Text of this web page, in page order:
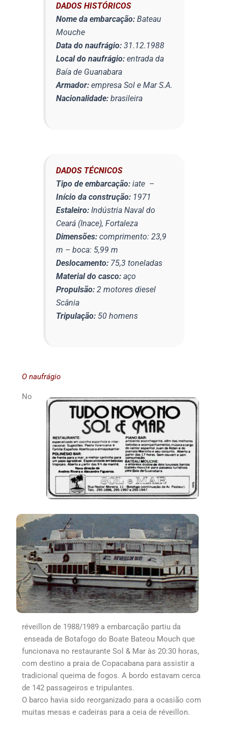
DADOS HISTÓRICOS
Nome da embarcação:Bateau
Mouche
Data do naufrágio:31.12.1988
Local do naufrágio:entrada da
Baía de Guanabara
Armador:empresa Sol e Mar S.A.
Nacionalidade:brasileira
DADOS TÉCNICOS
Tipo de embarcação: iate –
Início da construção:1971
Estaleiro:Indústria Naval do
Ceará (Inace), Fortaleza
Dimensões:comprimento: 23,9
m – boca: 5,99 m
Deslocamento:75,3 toneladas
Material do casco:aço
Propulsão:2 motores diesel
Scânia
Tripulação:50 homens
O naufrágio
No
réveillon de 1988/1989 a embarcação partiu da
enseada de Botafogo do Boate Bateou Mouch que
funcionava no restaurante Sol & Mar às 20:30 horas,
com destino a praia de Copacabana para assistir a
tradicional queima de fogos. A bordo estavam cerca
de 142 passageiros e tripulantes.
O barco havia sido reorganizado para a ocasião com
muitas mesas e cadeiras para a ceia de réveillon.